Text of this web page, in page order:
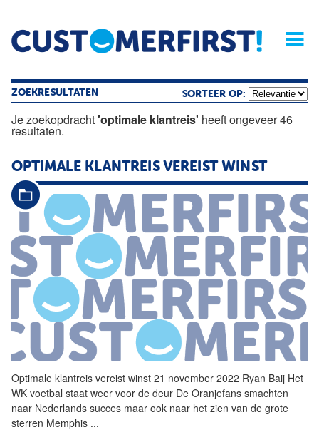
Home Opinie Archief
Magazine
ZOEKRESULTATEN SORTEER OP:
Je zoekopdracht'optimale klantreis' heeft ongeveer 46
resultaten.
OPTIMALE KLANTREISVEREIST WINST
Optimale klantreis vereist winst 21 november 2022 Ryan Baij Het
WK voetbal staat weer voor de deur De Oranjefans smachten
naar Nederlands succes maar ook naar het zien van de grote
sterren Memphis ...